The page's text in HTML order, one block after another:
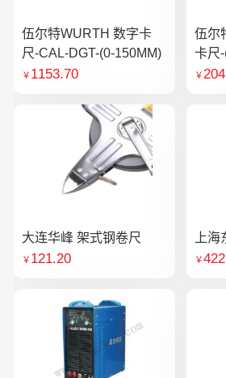
伍尔特WURTH 数字卡
尺-CAL-DGT-(0-150MM)
￥ 1153.70
伍尔
卡尺
￥
大连华峰 架式钢卷尺
￥ 121.20
上
￥